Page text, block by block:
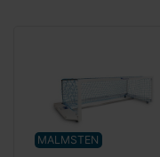
MALMSTEN